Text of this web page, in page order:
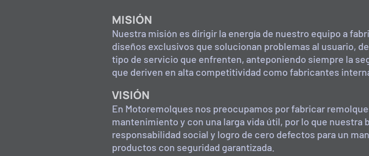
MISIÓN
Nuestra misión es dirigir la energía de nuestro equipo a
diseños exclusivos que solucionan problemas al usuario,
tipo de servicio que enfrenten, anteponiendo siempre la
que deriven en alta competitividad como fabricantes
VISIÓN
En Motoremolques nos preocupamos por fabricar
mantenimiento y con una larga vida útil, por lo que nuestra
responsabilidad social y logro de cero defectos para un
productos con seguridad garantizada.